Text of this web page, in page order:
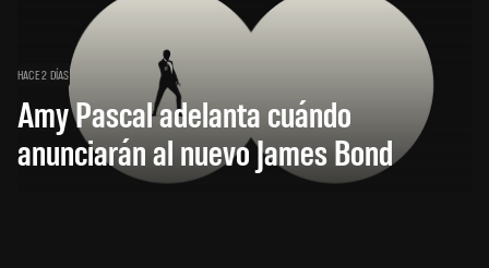
HACE 2 DÍAS
Amy Pascal adelanta cuándo
anunciarán al nuevo James Bond